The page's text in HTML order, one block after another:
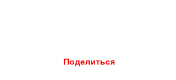
Поделиться